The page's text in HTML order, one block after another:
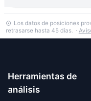
Los datos de posiciones
retrasarse hasta 45 días. ·
Herramientas de
análisis